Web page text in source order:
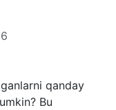
qanday
Bu